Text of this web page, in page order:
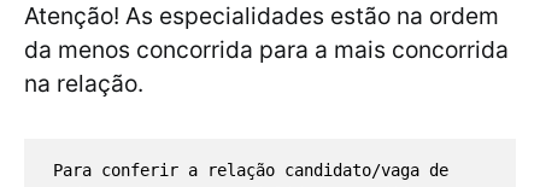
Atenção! As especialidades estão na ordem
da menos concorrida para a mais concorrida
na relação.
Para conferir a relação candidato/vaga de